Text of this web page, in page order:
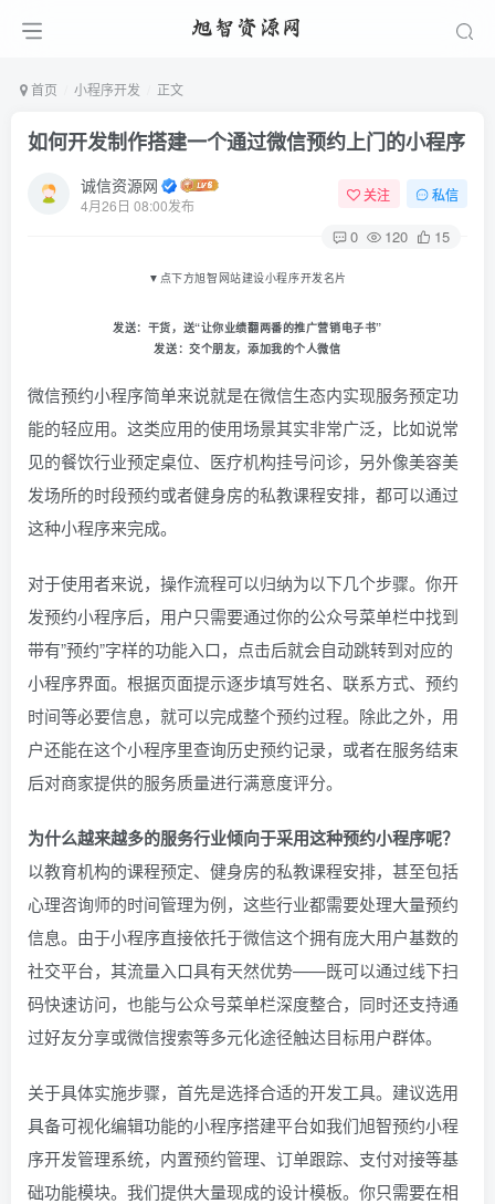
首页 小程序开发 正文
如何开发制作搭建一个通过微信预约上门的小程序
诚信资源网
4月26日 08:00发布
关注 私信
0 120 15
▼ 点下方旭智网站建设小程序开发名片
发送： 干货，送“让你业绩翻两番的推广营销电子书”
发送：交个朋友，添加我的个人微信
微信预约小程序简单来说就是在微信生态内实现服务预定功
能的轻应用。这类应用的使用场景其实非常广泛，比如说常
见的餐饮行业预定桌位、医疗机构挂号问诊，另外像美容美
发场所的时段预约或者健身房的私教课程安排，都可以通过
这种小程序来完成。
对于使用者来说，操作流程可以归纳为以下几个步骤。你开
发预约小程序后，用户只需要通过你的公众号菜单栏中找到
带有”预约”字样的功能入口，点击后就会自动跳转到对应的
小程序界面。根据页面提示逐步填写姓名、联系方式、预约
时间等必要信息，就可以完成整个预约过程。除此之外，用
户还能在这个小程序里查询历史预约记录，或者在服务结束
后对商家提供的服务质量进行满意度评分。
为什么越来越多的服务行业倾向于采用这种预约小程序呢？
以教育机构的课程预定、健身房的私教课程安排，甚至包括
心理咨询师的时间管理为例，这些行业都需要处理大量预约
信息。由于小程序直接依托于微信这个拥有庞大用户基数的
社交平台，其流量入口具有天然优势——既可以通过线下扫
码快速访问，也能与公众号菜单栏深度整合，同时还支持通
过好友分享或微信搜索等多元化途径触达目标用户群体。
关于具体实施步骤，首先是选择合适的开发工具。建议选用
具备可视化编辑功能的小程序搭建平台如我们旭智预约小程
序开发管理系统，内置预约管理、订单跟踪、支付对接等基
础功能模块。我们提供大量现成的设计模板。你只需要在相